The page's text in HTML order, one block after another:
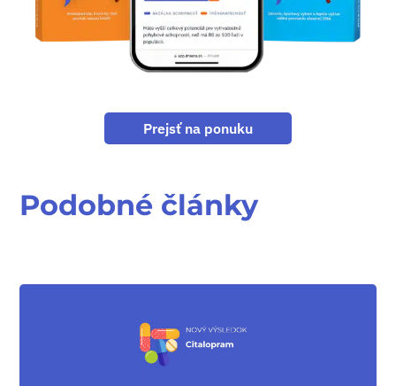
Prejsť na ponuku
Podobné články